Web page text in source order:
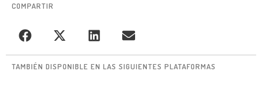
COMPARTIR
TAMBIÉN DISPONIBLE EN LAS SIGUIENTES PLATAFORMAS